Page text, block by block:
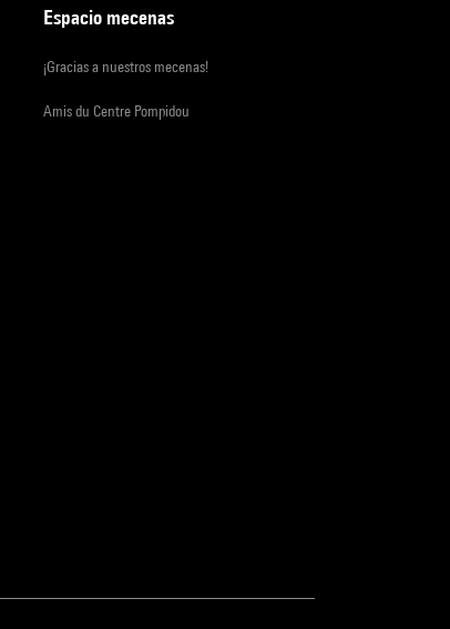
Espacio mecenas
¡Gracias a nuestros mecenas!
Amis du Centre Pompidou